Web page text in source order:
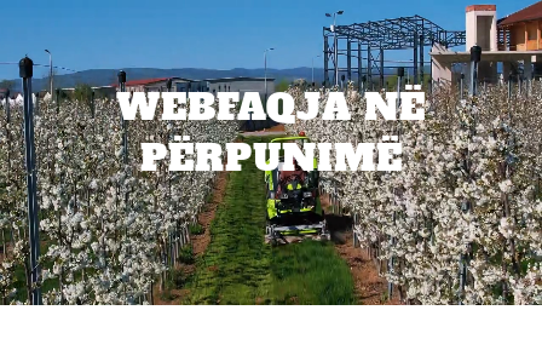
WEBFAQJA NË
PËRPUNIMË